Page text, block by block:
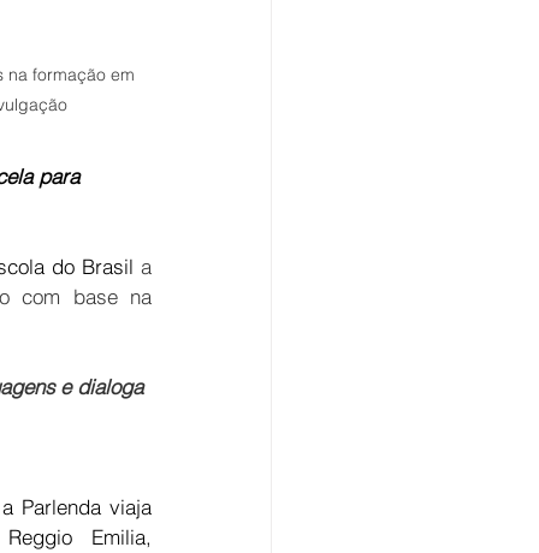
na formação em
para
do Brasil a
com base na
e dialoga
Parlenda viaja
Emilia,